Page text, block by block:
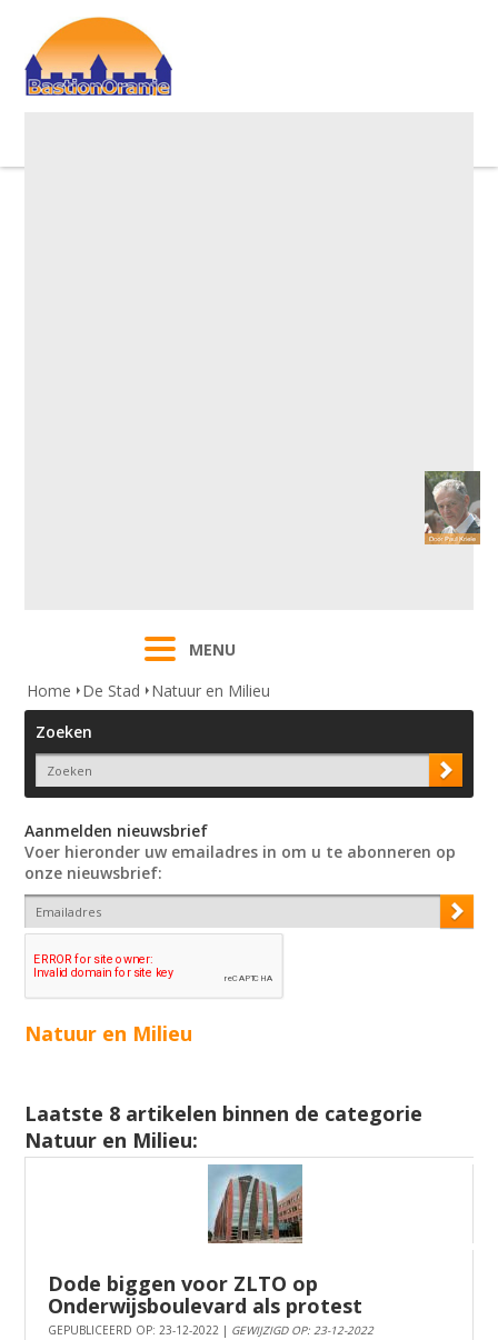
MENU
Home
De Stad
Natuur en Milieu
Zoeken
Aanmelden nieuwsbrief
Voer hieronder uw emailadres in om u te abonneren op
onze nieuwsbrief:
Natuur en Milieu
Laatste 8 artikelen binnen de categorie
Natuur en Milieu:
Dode biggen voor ZLTO op
Onderwijsboulevard als protest
GEPUBLICEERD OP: 23-12-2022 | GEWIJZIGD OP: 23-12-2022